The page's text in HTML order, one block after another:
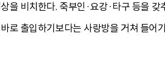
을 비치한다. 죽부인·요강·타구 등을
로 출입하기보다는 사랑방을 거쳐 들